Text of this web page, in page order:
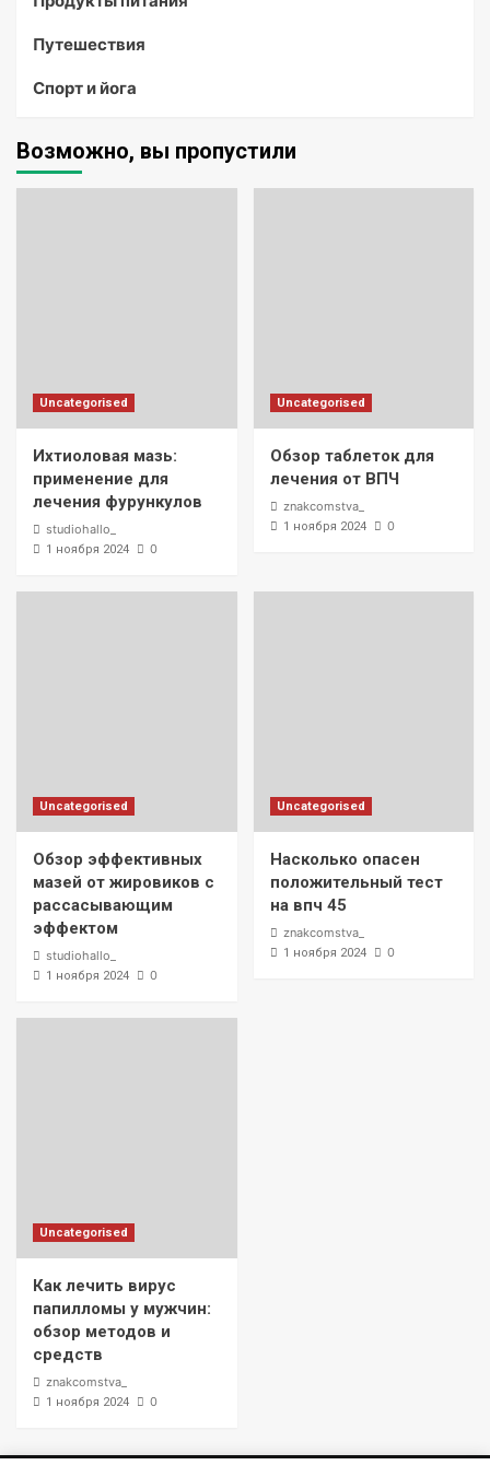
Путешествия
Спорт и йога
Возможно, вы пропустили
Uncategorised
Ихтиоловая мазь:
применение для
лечения фурункулов
studiohallo_
1 ноября 2024 0
Uncategorised
Обзор таблеток для
лечения от ВПЧ
znakcomstva_
1 ноября 2024 0
Uncategorised
Обзор эффективных
мазей от жировиков с
рассасывающим
эффектом
studiohallo_
1 ноября 2024 0
Uncategorised
Насколько опасен
положительный тест
на впч 45
znakcomstva_
1 ноября 2024 0
Uncategorised
Как лечить вирус
папилломы у мужчин:
обзор методов и
средств
znakcomstva_
1 ноября 2024 0